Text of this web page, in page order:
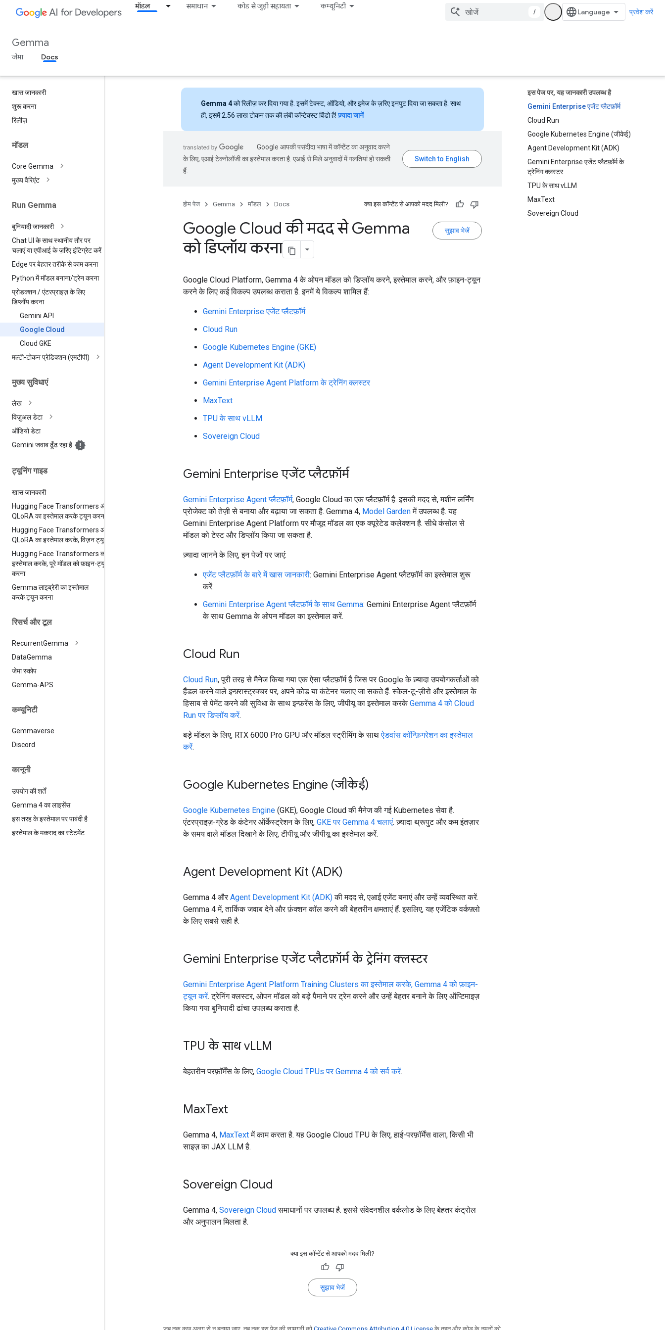
मॉडल समाधान कोड से जुड़ी सहायता कम्यूनिटी
/ प्रवेश करें
Gemma
जेमा Docs
खास जानकारी
शुरू करना
रिलीज़
मॉडल
Core Gemma
मुख्य वैरिएंट
Run Gemma
बुनियादी जानकारी
Chat UI के साथ स्थानीय तौर पर
चलाएं या एपीआई के ज़रिए इंटिग्रेट करें
Edge पर बेहतर तरीके से काम करना
Python में मॉडल बनाना/ट्रेन करना
प्रोडक्शन/एंटरप्राइज़ के लिए
डिप्लॉय करना
Gemini API
Google Cloud
Cloud GKE
मल्टी-टोकन प्रेडिक्शन (एमटीपी)
मुख्य सुविधाएं
लेख
विज़ुअल डेटा
ऑडियो डेटा
Gemini जवाब ढूँढ रहा है
ट्यूनिंग गाइड
खास जानकारी
Hugging Face Transformers और
QLoRA का इस्तेमाल करके ट्यून करना
Hugging Face Transformers और
QLoRA का इस्तेमाल करके, विज़न ट्यून
Hugging Face Transformers का
इस्तेमाल करके, पूरे मॉडल को फ़ाइन-ट्यून
करना
Gemma लाइब्रेरी का इस्तेमाल
करके ट्यून करना
रिसर्च और टूल
RecurrentGemma
DataGemma
जेमा स्कोप
Gemma-APS
कम्यूनिटी
Gemmaverse
Discord
कानूनी
उपयोग की शर्तें
Gemma 4 का लाइसेंस
इस तरह के इस्तेमाल पर पाबंदी है
इस्तेमाल के मकसद का स्टेटमेंट
इस पेज पर, यह जानकारी उपलब्ध है
Gemini Enterprise एजेंट प्लैटफ़ॉर्म
Cloud Run
Google Kubernetes Engine (जीकेई)
Agent Development Kit (ADK)
Gemini Enterprise एजेंट प्लैटफ़ॉर्म के
ट्रेनिंग क्लस्टर
TPU के साथ vLLM
MaxText
Sovereign Cloud
Gemma 4को रिलीज़ कर दिया गया है. इसमें टेक्स्ट, ऑडियो, और इमेज के ज़रिए इनपुट दिया जा सकता है. साथ
ही, इसमें 2.56 लाख टोकन तक की लंबी कॉन्टेक्स्ट विंडो है!ज़्यादा जानें
Google आपकी पसंदीदा भाषा में कॉन्टेंट का अनुवाद करने
के लिए, एआई टेक्नोलॉजी का इस्तेमाल करता है. एआई से मिले अनुवादों में गलतियां हो सकती
हैं.
होम पेज Gemma मॉडल Docs क्या इस कॉन्टेंट से आपको मदद मिली?
सुझाव भेजें
Google Cloud की मदद से Gemma
को डिप्लॉय करना
Google Cloud Platform, Gemma 4 के ओपन मॉडल को डिप्लॉय करने, इस्तेमाल करने, और फ़ाइन-ट्यून
करने के लिए कई विकल्प उपलब्ध कराता है. इनमें ये विकल्प शामिल हैं:
Gemini Enterprise एजेंट प्लैटफ़ॉर्म
Cloud Run
Google Kubernetes Engine (GKE)
Agent Development Kit (ADK)
Gemini Enterprise Agent Platform के ट्रेनिंग क्लस्टर
MaxText
TPU के साथ vLLM
Sovereign Cloud
Gemini Enterprise एजेंट प्लैटफ़ॉर्म
Gemini Enterprise Agent प्लैटफ़ॉर्म, Google Cloud का एक प्लैटफ़ॉर्म है. इसकी मदद से, मशीन लर्निंग
प्रोजेक्ट को तेज़ी से बनाया और बढ़ाया जा सकता है. Gemma 4, Model Gardenमें उपलब्ध है. यह
Gemini Enterprise Agent Platform पर मौजूद मॉडल का एक क्यूरेटेड कलेक्शन है. सीधे कंसोल से
मॉडल को टेस्ट और डिप्लॉय किया जा सकता है.
ज़्यादा जानने के लिए, इन पेजों पर जाएं:
एजेंट प्लैटफ़ॉर्म के बारे में खास जानकारी: Gemini Enterprise Agent प्लैटफ़ॉर्म का इस्तेमाल शुरू
करें.
Gemini Enterprise Agent प्लैटफ़ॉर्म के साथ Gemma: Gemini Enterprise Agent प्लैटफ़ॉर्म
के साथ Gemma के ओपन मॉडल का इस्तेमाल करें.
Cloud Run
Cloud Run, पूरी तरह से मैनेज किया गया एक ऐसा प्लैटफ़ॉर्म है जिस पर Google के ज़्यादा उपयोगकर्ताओं को
हैंडल करने वाले इन्फ़्रास्ट्रक्चर पर, अपने कोड या कंटेनर चलाए जा सकते हैं. स्केल-टू-ज़ीरो और इस्तेमाल के
हिसाब से पेमेंट करने की सुविधा के साथ इन्फ़रेंस के लिए, जीपीयू का इस्तेमाल करकेGemma 4 को Cloud
Run पर डिप्लॉय करें.
बड़े मॉडल के लिए, RTX 6000 Pro GPU और मॉडल स्ट्रीमिंग के साथऐडवांस कॉन्फ़िगरेशन का इस्तेमाल
करें.
Google Kubernetes Engine (जीकेई)
Google Kubernetes Engine (GKE), Google Cloud की मैनेज की गई Kubernetes सेवा है.
एंटरप्राइज़-ग्रेड के कंटेनर ऑर्केस्ट्रेशन के लिए, GKE पर Gemma 4 चलाएं. ज़्यादा थ्रूपुट और कम इंतज़ार
के समय वाले मॉडल दिखाने के लिए, टीपीयू और जीपीयू का इस्तेमाल करें.
Agent Development Kit (ADK)
Gemma 4 और Agent Development Kit (ADK)की मदद से, एआई एजेंट बनाएं और उन्हें व्यवस्थित करें.
Gemma 4 में, तार्किक जवाब देने और फ़ंक्शन कॉल करने की बेहतरीन क्षमताएं हैं. इसलिए, यह एजेंटिक वर्कफ़्लो
के लिए सबसे सही है.
Gemini Enterprise एजेंट प्लैटफ़ॉर्म के ट्रेनिंग क्लस्टर
Gemini Enterprise Agent Platform Training Clusters का इस्तेमाल करके, Gemma 4 को फ़ाइन-
ट्यून करें. ट्रेनिंग क्लस्टर, ओपन मॉडल को बड़े पैमाने पर ट्रेन करने और उन्हें बेहतर बनाने के लिए ऑप्टिमाइज़
किया गया बुनियादी ढांचा उपलब्ध कराता है.
TPU के साथ vLLM
बेहतरीन परफ़ॉर्मेंस के लिए, Google Cloud TPUs पर Gemma 4 को सर्व करें.
MaxText
Gemma 4, MaxTextमें काम करता है. यह Google Cloud TPU के लिए, हाई-परफ़ॉर्मेंस वाला, किसी भी
साइज़ का JAX LLM है.
Sovereign Cloud
Gemma 4, Sovereign Cloudसमाधानों पर उपलब्ध है. इससे संवेदनशील वर्कलोड के लिए बेहतर कंट्रोल
और अनुपालन मिलता है.
क्या इस कॉन्टेंट से आपको मदद मिली?
सुझाव भेजें